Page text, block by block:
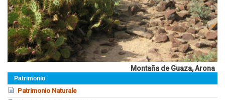
Patrimonio
Patrimonio Naturale
Montaña de Guaza, Arona